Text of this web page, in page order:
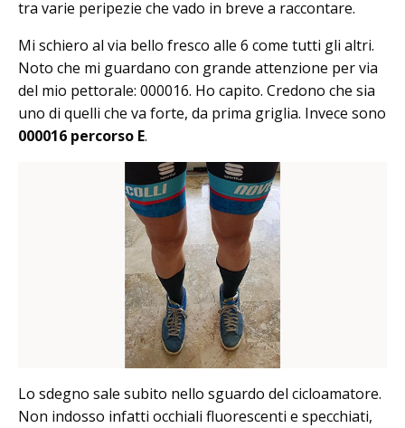
tra varie peripezie che vado in breve a raccontare.
Mi schiero al via bello fresco alle 6 come tutti gli altri.
Noto che mi guardano con grande attenzione per via
del mio pettorale: 000016. Ho capito. Credono che sia
uno di quelli che va forte, da prima griglia. Invece sono
000016 percorso E.
Lo sdegno sale subito nello sguardo del cicloamatore.
Non indosso infatti occhiali fluorescenti e specchiati,